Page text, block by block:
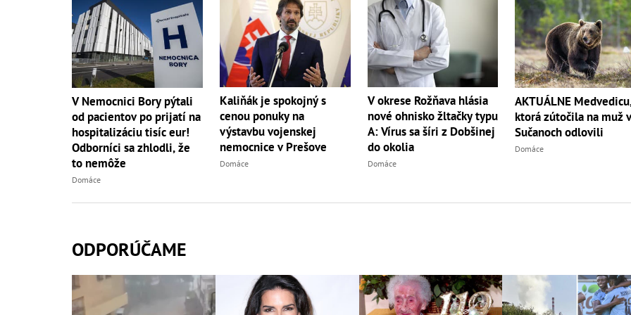
V Nemocnici Bory pýtali
od pacientov po prijatí na
hospitalizáciu tisíc eur!
Odborníci sa zhlodli, že
to nemôže
Domáce
Kaliňák je spokojný s
cenou ponuky na
výstavbu vojenskej
nemocnice v Prešove
Domáce
V okrese Rožňava hlásia
nové ohnisko žltačky typu
A: Vírus sa šíri z Dobšinej
do okolia
Domáce
AKTUÁLNE
ktorá zútočila na muž
Sučanoch odlovili
Domáce
ODPORÚČAME